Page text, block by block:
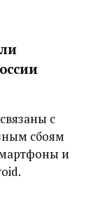
с
сбоям
и